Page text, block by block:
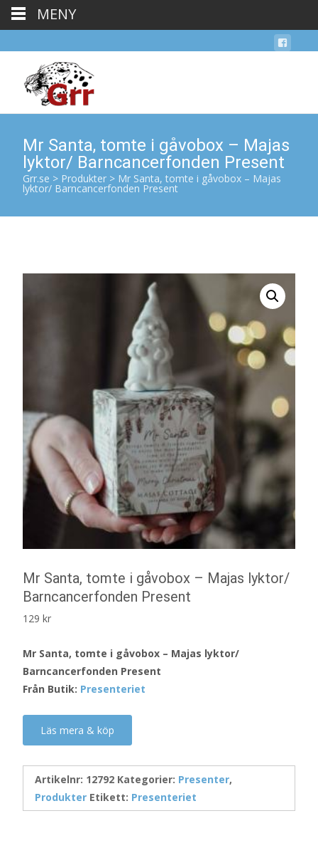
Mr Santa, tomte i gåvobox – Majas
lyktor/ Barncancerfonden Present
Grr.se > Produkter > Mr Santa, tomte i gåvobox – Majas
lyktor/ Barncancerfonden Present
Mr Santa, tomte i gåvobox – Majas lyktor/
Barncancerfonden Present
129 kr
Mr Santa, tomte i gåvobox – Majas lyktor/
Barncancerfonden Present
Från Butik: Presenteriet
Läs mera & köp
Artikelnr: 12792 Kategorier: Presenter,
Produkter Etikett: Presenteriet
MENY